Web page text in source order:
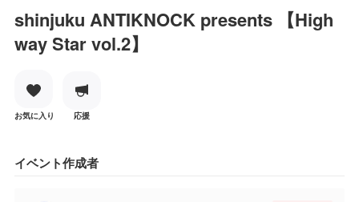
shinjuku ANTIKNOCK presents 【High
way Star vol.2】
お気に入り 応援
イベント作成者